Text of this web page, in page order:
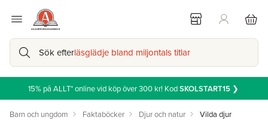
Sök efterläsglädje bland miljontals titlar
15% på ALLT* online vid köp över 300 kr! KodSKOLSTART15❯
Barn och ungdom Faktaböcker Djur och natur Vilda djur